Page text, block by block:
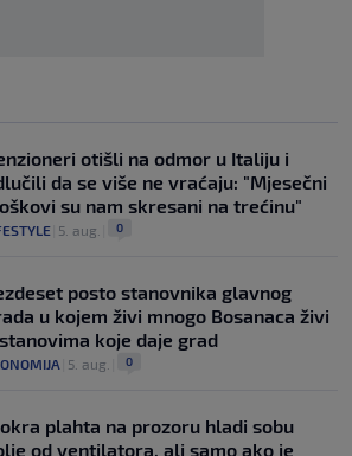
otišli na odmor u Italiju i
da se više ne vraćaju: "Mjesečni
su nam skresani na trećinu"
5. aug. 0
posto stanovnika glavnog
u kojem živi mnogo Bosanaca živi
koje daje grad
5. aug. 0
plahta na prozoru hladi sobu
od ventilatora, ali samo ako je